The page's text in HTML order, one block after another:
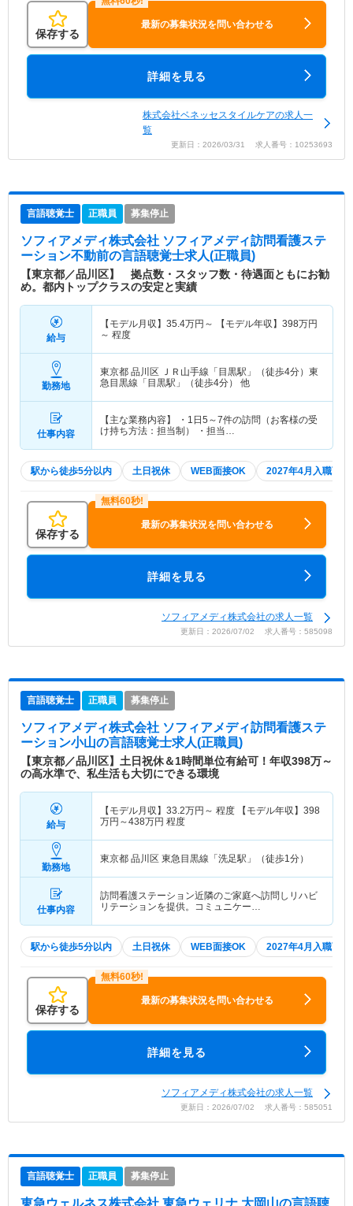
保存する
最新の募集状況を問い合わせる
詳細を見る
株式会社ベネッセスタイルケアの求人一
覧
更新日：2026/03/31 求人番号：10253693
言語聴覚士 正職員 募集停止
ソフィアメディ株式会社 ソフィアメディ訪問看護ステ
ーション不動前の言語聴覚士求人(正職員)
【東京都／品川区】 拠点数・スタッフ数・待遇面ともにお勧
め。都内トップクラスの安定と実績
給与
【モデル月収】 35.4万円～ 【モデル年収】 398万円
～ 程度
勤務地
東京都 品川区 ＪＲ山手線「目黒駅」（徒歩4分）東
急目黒線「目黒駅」（徒歩4分） 他
仕事内容
【主な業務内容】 ・1日5～7件の訪問（お客様の受
け持ち方法：担当制） ・担当…
駅から徒歩5分以内 土日祝休 WEB面接OK 2027年4月入職可
保存する
最新の募集状況を問い合わせる
詳細を見る
ソフィアメディ株式会社の求人一覧
更新日：2026/07/02 求人番号：585098
言語聴覚士 正職員 募集停止
ソフィアメディ株式会社 ソフィアメディ訪問看護ステ
ーション小山の言語聴覚士求人(正職員)
【東京都／品川区】土日祝休＆1時間単位有給可！年収398万～
の高水準で、私生活も大切にできる環境
給与
【モデル月収】 33.2万円～ 程度 【モデル年収】 398
万円～438万円 程度
勤務地
東京都 品川区 東急目黒線「洗足駅」（徒歩1分）
仕事内容
訪問看護ステーション近隣のご家庭へ訪問しリハビ
リテーションを提供。コミュニケー…
駅から徒歩5分以内 土日祝休 WEB面接OK 2027年4月入職可
保存する
最新の募集状況を問い合わせる
詳細を見る
ソフィアメディ株式会社の求人一覧
更新日：2026/07/02 求人番号：585051
言語聴覚士 正職員 募集停止
東急ウェルネス株式会社 東急ウェリナ 大岡山の言語聴